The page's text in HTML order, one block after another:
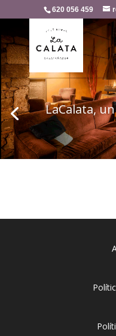
620 056 459
LaCalata,